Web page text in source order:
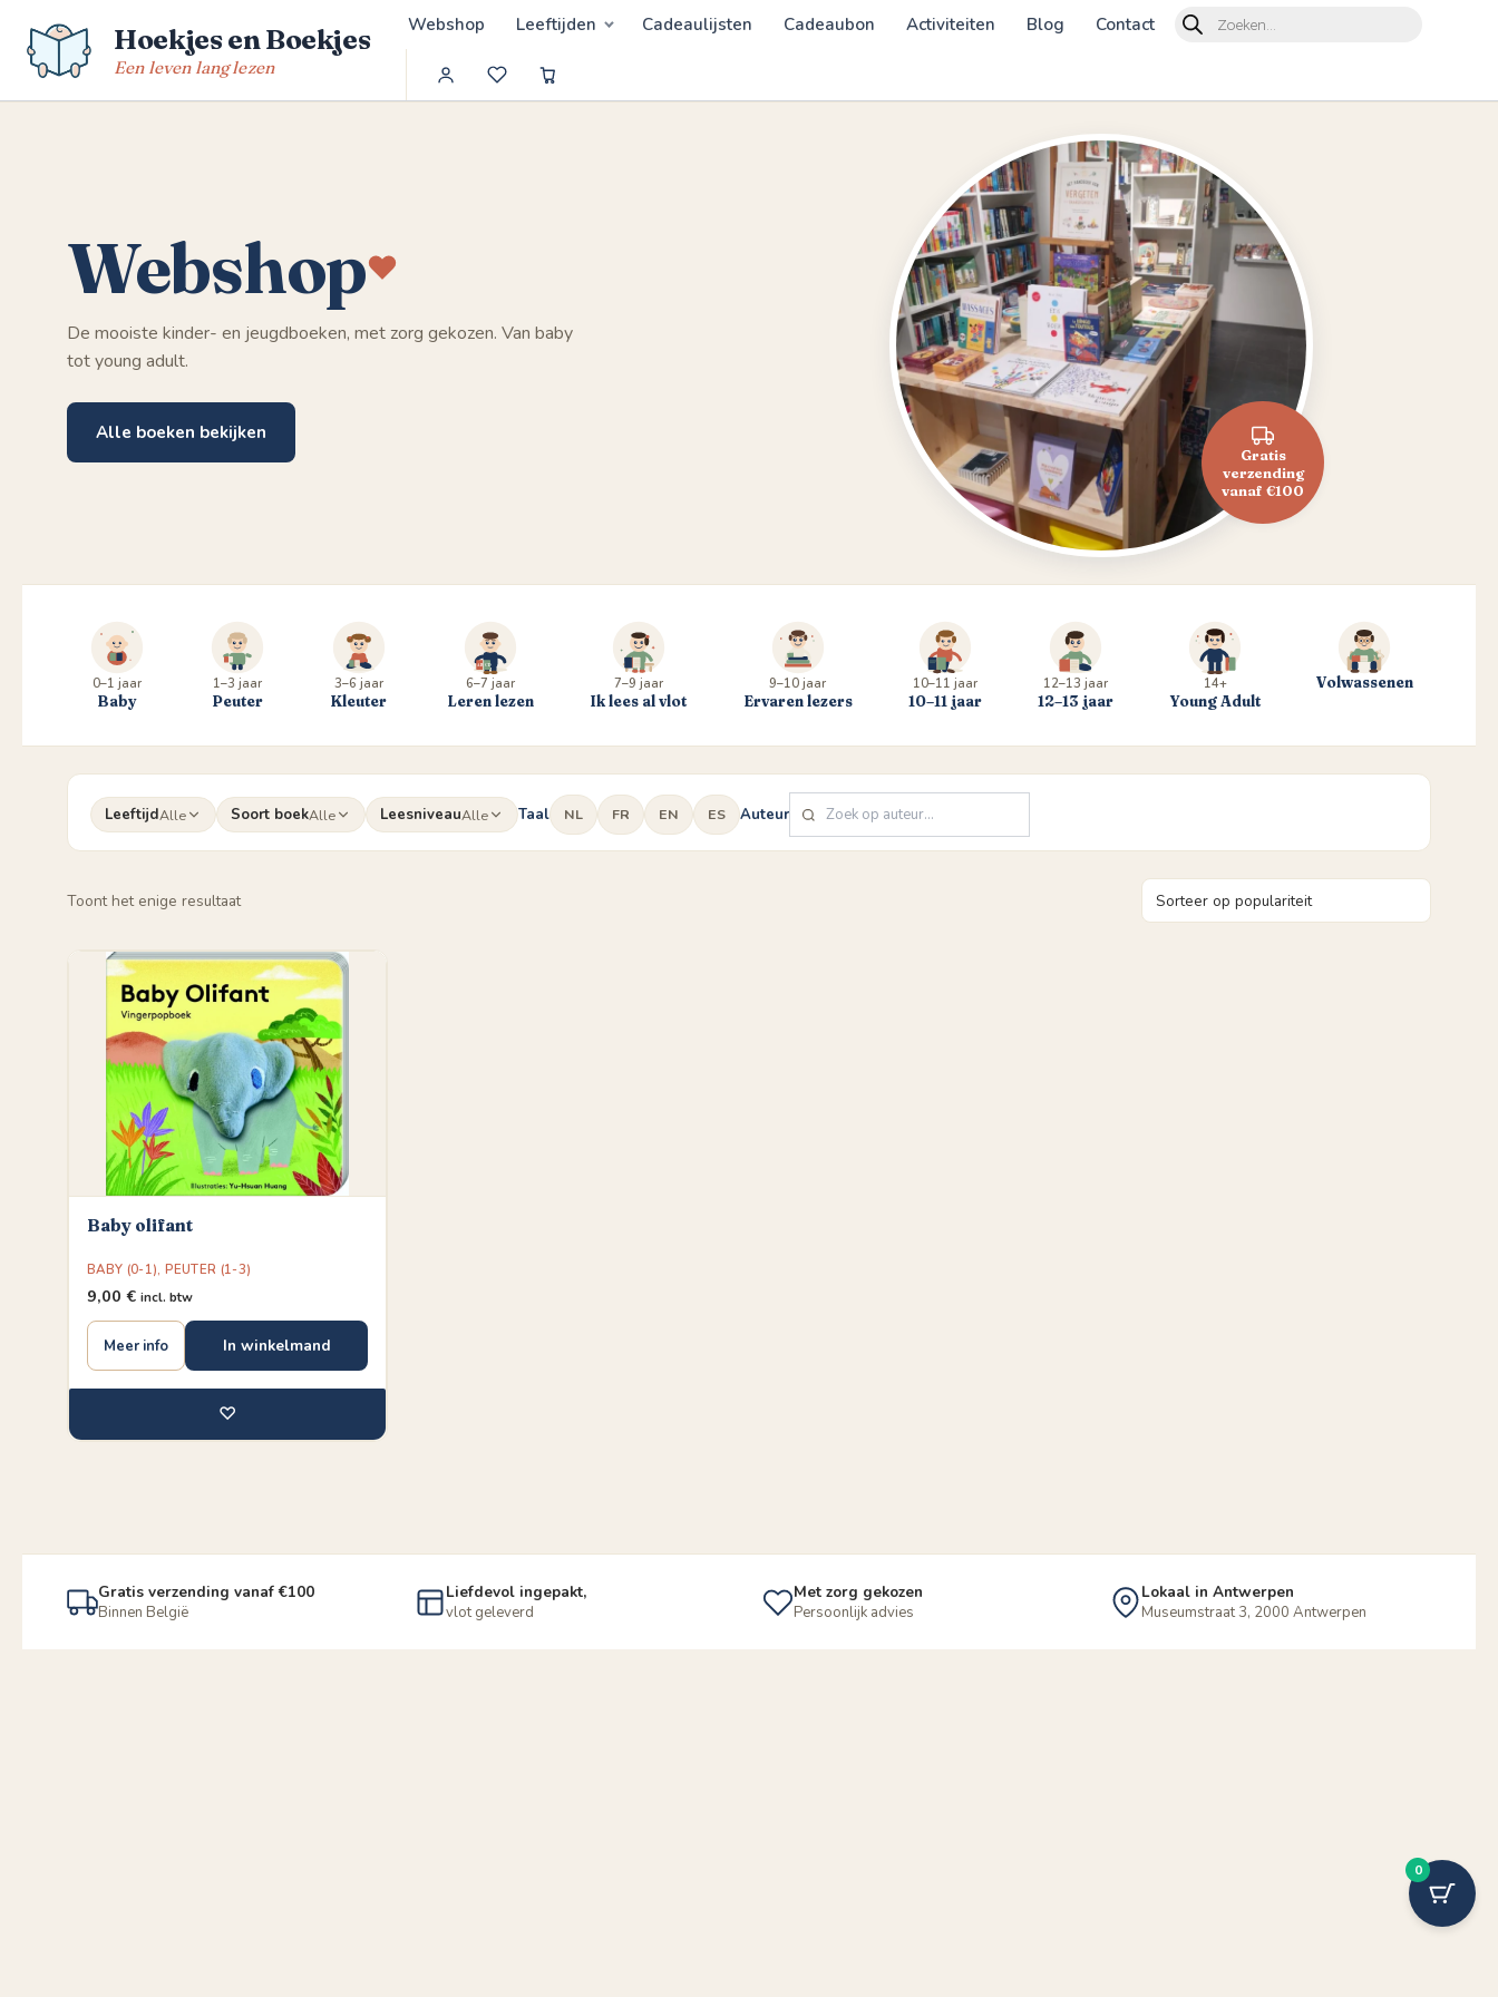
naar
inhoud
Hoekjes en Boekjes
Een leven lang lezen
Webshop Leeftijden Cadeaulijsten Cadeaubon Activiteiten Blog Contact
Products
search
Webshop
De mooiste kinder- en jeugdboeken, met zorg gekozen. Van baby
tot young adult.
Alle boeken bekijken
Gratis
verzending
vanaf €100
0–1 jaar
Baby
1–3 jaar
Peuter
3–6 jaar
Kleuter
6–7 jaar
Leren lezen
7–9 jaar
Ik lees al vlot
9–10 jaar
Ervaren lezers
10–11 jaar
10–11 jaar
12–13 jaar
12–13 jaar
14+
Young Adult
Volwassenen
LeeftijdAlle Soort boekAlle LeesniveauAlle Taal NL FR EN ES Auteur
Toont het enige resultaat
Baby olifant
BABY (0-1),PEUTER (1-3)
9,00 € incl. btw
Meer info In winkelmand
♡
Gratis verzending vanaf €100
Binnen België
Liefdevol ingepakt,
vlot geleverd
Met zorg gekozen
Persoonlijk advies
Lokaal in Antwerpen
Museumstraat 3, 2000 Antwerpen
0